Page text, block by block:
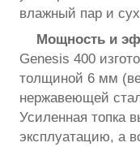
влажный пар и
Мощность и
Genesis 400
толщиной 6 мм
нержавеющей
Усиленная топка
эксплуатацию, а